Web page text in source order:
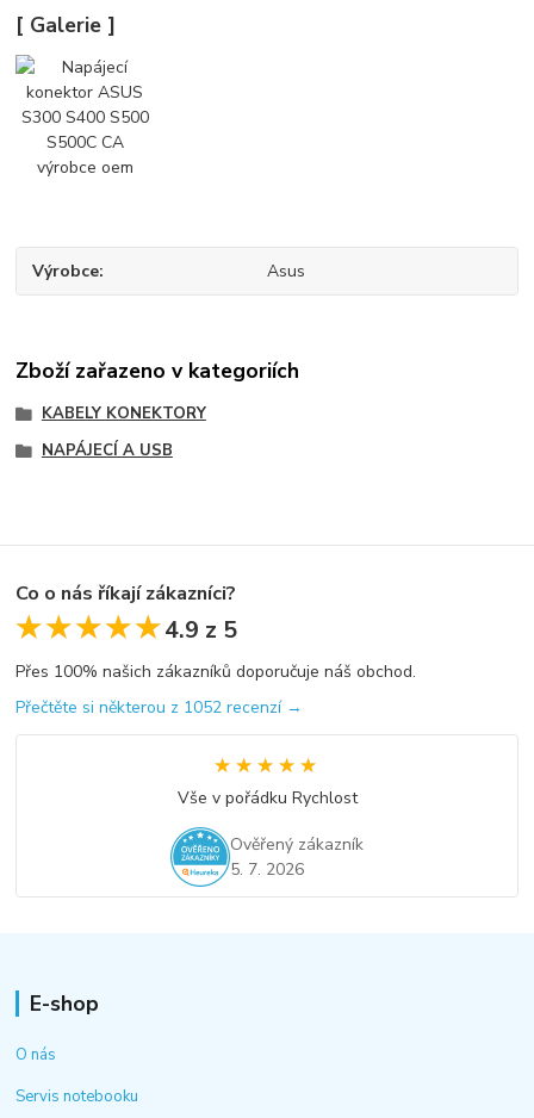
[ Galerie ]
Výrobce Asus
Zboží zařazeno v kategoriích
KABELY KONEKTORY
NAPÁJECÍ A USB
Co o nás říkají zákazníci?
★★★★★
★★★★★4.9 z 5
Přes 100% našich zákazníků doporučuje náš obchod.
Přečtěte si některou z 1052 recenzí →
★★★★★
★★★★★
Vše v pořádku Rychlost
Ověřený zákazník
5. 7. 2026
E-shop
O nás
Servis notebooku